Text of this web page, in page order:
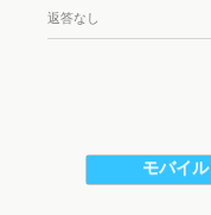
返答なし
モバイル